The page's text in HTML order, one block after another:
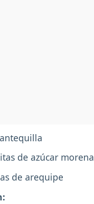
de azúcar morena
de arequipe